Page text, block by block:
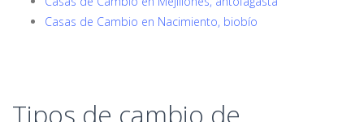
Casas de Cambio en Nacimiento, biobío
Tipos de cambio de